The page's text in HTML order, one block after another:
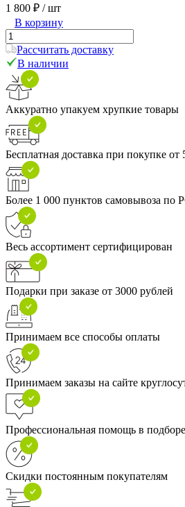
1 800 ₽ / шт
В корзину
Рассчитать доставку
В наличии
Аккуратно упакуем хрупкие товары
Бесплатная доставка при покупке от
Более 1 000 пунктов самовывоза по
Весь ассортимент сертифицирован
Подарки при заказе от 3000 рублей
Принимаем все способы оплаты
Принимаем заказы на сайте
Профессиональная помощь в
Скидки постоянным покупателям